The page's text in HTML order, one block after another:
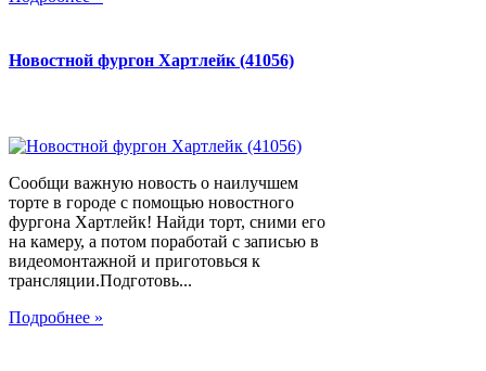
Новостной фургон Хартлейк (41056)
Сообщи важную новость о наилучшем
торте в городе с помощью новостного
фургона Хартлейк! Найди торт, сними его
на камеру, а потом поработай с записью в
видеомонтажной и приготовься к
трансляции.Подготовь...
Подробнее »